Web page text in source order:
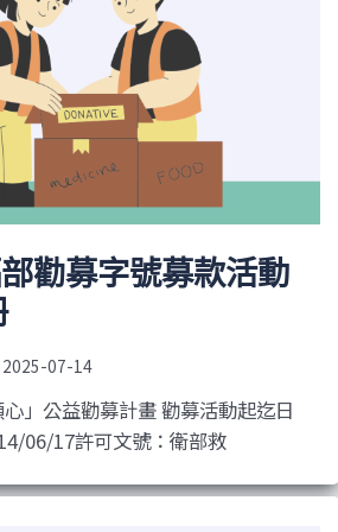
勸募字號募款活動
2025-07-14
心」公益勸募計畫 勸募活動起迄日
06/17許可文號：衛部救